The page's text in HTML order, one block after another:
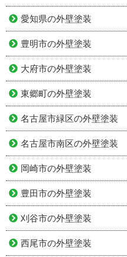
愛知県の外壁塗装
豊明市の外壁塗装
大府市の外壁塗装
東郷町の外壁塗装
名古屋市緑区の外壁塗装
名古屋市南区の外壁塗装
岡崎市の外壁塗装
豊田市の外壁塗装
刈谷市の外壁塗装
西尾市の外壁塗装